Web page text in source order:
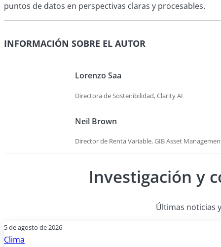
puntos de datos en perspectivas claras y procesables.
INFORMACIÓN SOBRE EL AUTOR
Lorenzo Saa
Directora de Sostenibilidad, Clarity AI
Neil Brown
Director de Renta Variable, GIB Asset
Investigación y
Últimas noticias
5 de agosto de 2026
Clima